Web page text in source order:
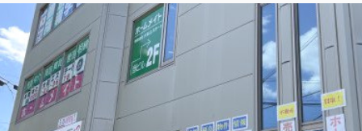
線も気にせずに済みます。 さらに日当たりも良く、風通しも良い
です。 低層階に比較すると空き巣被害の件数も少なく、防犯性
も...